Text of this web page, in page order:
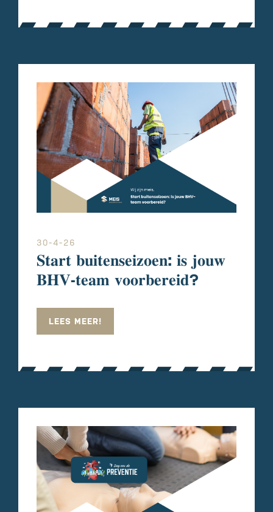
30-4-26
𝐒𝐭𝐚𝐫𝐭 𝐛𝐮𝐢𝐭𝐞𝐧𝐬𝐞𝐢𝐳𝐨𝐞𝐧: 𝐢𝐬 𝐣𝐨𝐮𝐰
𝐁𝐇𝐕-𝐭𝐞𝐚𝐦 𝐯𝐨𝐨𝐫𝐛𝐞𝐫𝐞𝐢𝐝?
LEES MEER!